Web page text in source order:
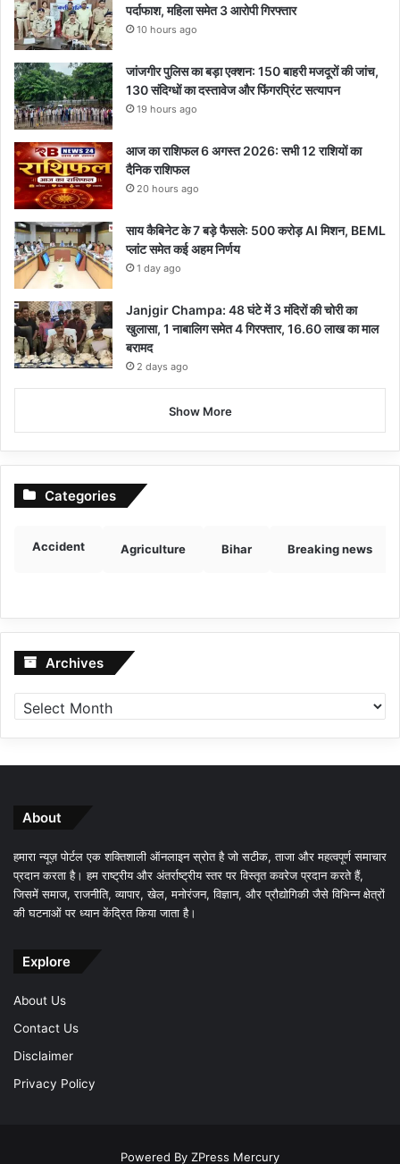
पर्दाफाश, महिला समेत 3 आरोपी गिरफ्तार
10 hours ago
जांजगीर पुलिस का बड़ा एक्शन: 150 बाहरी मजदूरों की जांच,
130 संदिग्धों का दस्तावेज और फिंगरप्रिंट सत्यापन
19 hours ago
आज का राशिफल 6 अगस्त 2026: सभी 12 राशियों का
दैनिक राशिफल
20 hours ago
साय कैबिनेट के 7 बड़े फैसले: 500 करोड़ AI मिशन, BEML
प्लांट समेत कई अहम निर्णय
1 day ago
Janjgir Champa: 48 घंटे में 3 मंदिरों की चोरी का
खुलासा, 1 नाबालिग समेत 4 गिरफ्तार, 16.60 लाख का माल
बरामद
2 days ago
Show More
Categories
Accident Agriculture Bihar Breaking news
Archives Archives
About
हमारा न्यूज़ पोर्टल एक शक्तिशाली ऑनलाइन स्रोत है जो सटीक, ताजा और महत्वपूर्ण समाचार
प्रदान करता है। हम राष्ट्रीय और अंतर्राष्ट्रीय स्तर पर विस्तृत कवरेज प्रदान करते हैं,
जिसमें समाज, राजनीति, व्यापार, खेल, मनोरंजन, विज्ञान, और प्रौद्योगिकी जैसे विभिन्न क्षेत्रों
की घटनाओं पर ध्यान केंद्रित किया जाता है।
Explore
About Us
Contact Us
Disclaimer
Privacy Policy
Powered By ZPress Mercury